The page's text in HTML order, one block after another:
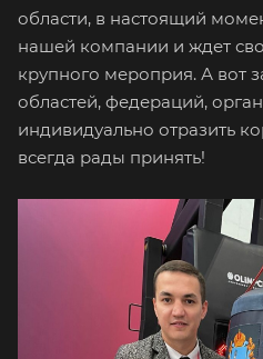
области, в настоящий
нашей компании и ждет
крупного мероприя. А вот
областей, федераций,
индивидуально отразить
всегда рады принять!